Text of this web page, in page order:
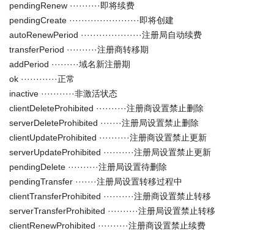
pendingRenew ··········即将续费
pendingCreate ·······················即将创建
autoRenewPeriod ····················注册局自动续费
transferPeriod ··········注册商转移期
addPeriod ·········域名新注册期
ok ············正常
inactive ···········非激活状态
clientDeleteProhibited ··········注册商设置禁止删除
serverDeleteProhibited ·······注册局设置禁止删除
clientUpdateProhibited ··········注册商设置禁止更新
serverUpdateProhibited ··········注册局设置禁止更新
pendingDelete ··········注册局设置待删除
pendingTransfer ·······注册局设置转移过程中
clientTransferProhibited ··········注册商设置禁止转移
serverTransferProhibited ··········注册局设置禁止转移
clientRenewProhibited ··········注册商设置禁止续费